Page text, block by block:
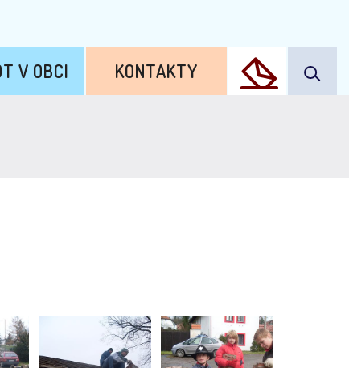
V OBCI KONTAKTY